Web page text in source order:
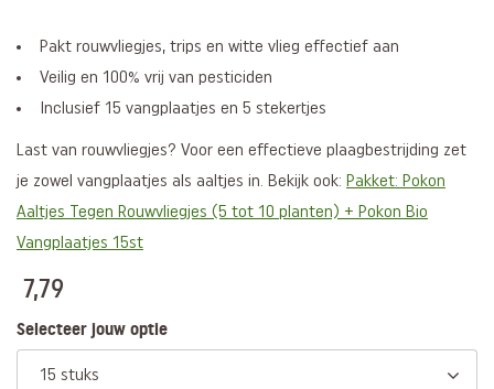
Pakt rouwvliegjes, trips en witte vlieg effectief aan
Veilig en 100% vrij van pesticiden
Inclusief 15 vangplaatjes en 5 stekertjes
Last van rouwvliegjes? Voor een effectieve plaagbestrijding zet
je zowel vangplaatjes als aaltjes in. Bekijk ook: Pakket: Pokon
Aaltjes Tegen Rouwvliegjes (5 tot 10 planten) + Pokon Bio
Vangplaatjes 15st
7,79
Selecteer jouw optie
15 stuks